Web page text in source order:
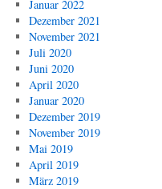
Januar 2022
Dezember 2021
November 2021
Juli 2020
Juni 2020
April 2020
Januar 2020
Dezember 2019
November 2019
Mai 2019
April 2019
März 2019